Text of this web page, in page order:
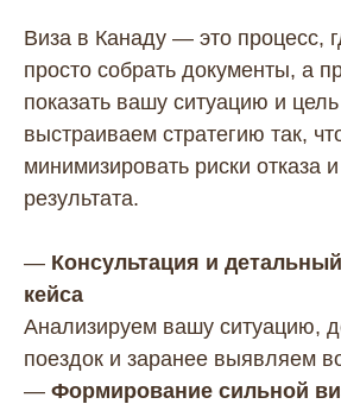
Виза в Канаду — это процесс,
просто собрать документы, а
показать вашу ситуацию и
выстраиваем стратегию так,
минимизировать риски отказа
результата.
— Консультация и
кейса
Анализируем вашу ситуацию,
поездок и заранее выявляем
— Формирование сильной